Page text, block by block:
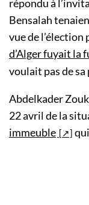
répondu à
Bensalah
vue de
d’Alger fuyait la
voulait pas de sa
Abdelkader
22 avril de la
immeuble